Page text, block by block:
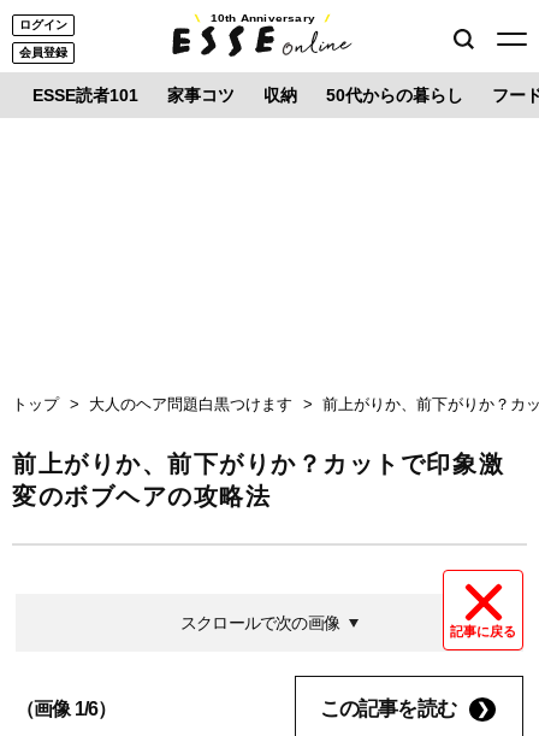
ログイン
会員登録
10th Anniversary
ESSE読者101 家事コツ 収納 50代からの暮らし フー
トップ 大人のヘア問題白黒つけます 前上がりか、前下がりか？カ
前上がりか、前下がりか？カットで印象激
変のボブヘアの攻略法
記事に戻る
スクロールで次の画像
（画像 1/6） この記事を読む